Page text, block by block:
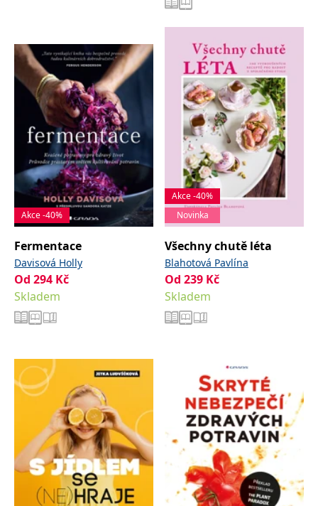
Akce -40%
Fermentace
Davisová Holly
Od 294 Kč
Skladem
Akce -40%
Novinka
Všechny chutě léta
Blahotová Pavlína
Od 239 Kč
Skladem